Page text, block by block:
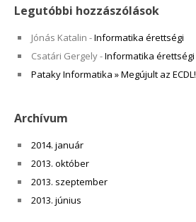
Legutóbbi hozzászólások
Jónás Katalin -Informatika érettségi
Csatári Gergely-Informatika érettségi
Pataky Informatika » Megújult az ECDL!
Archívum
2014. január
2013. október
2013. szeptember
2013. június